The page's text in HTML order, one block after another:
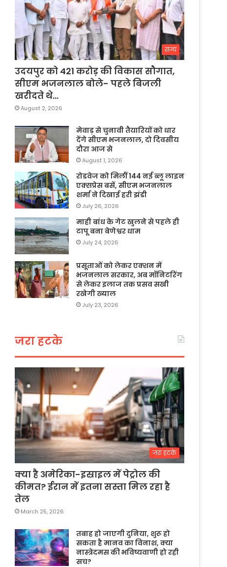
राज्य
उदयपुर को 421 करोड़ की विकास सौगात,
सीएम भजनलाल बोले- पहले बिजली
खरीदते थे…
August 2, 2026
मेवाड़ से चुनावी तैयारियों को धार
देंगे सीएम भजनलाल, दो दिवसीय
दौरा आज से
August 1, 2026
रोडवेज को मिलीं 144 नई ब्लू लाइन
एक्सप्रेस बसें, सीएम भजनलाल
शर्मा ने दिखाई हरी झंडी
July 26, 2026
माही बांध के गेट खुलने से पहले ही
टापू बना बेणेश्वर धाम
July 24, 2026
प्रसूताओं को लेकर एक्शन में
भजनलाल सरकार, अब मॉनिटरिंग
से लेकर इलाज तक प्रसव सखी
रखेगी ख्याल
July 23, 2026
जरा हटके
जरा हटके
क्या है अमेरिका-इस्राइल में पेट्रोल की
कीमत? ईरान में इतना सस्ता मिल रहा है
तेल
March 25, 2026
तबाह हो जाएगी दुनिया, शुरू हो
सकता है मानव का विनाश, क्या
नास्त्रेदमस की भविष्यवाणी हो रही
सच?